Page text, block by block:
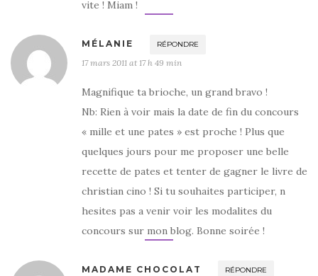
vite ! Miam !
MÉLANIE RÉPONDRE
17 mars 2011 at 17 h 49 min
Magnifique ta brioche, un grand bravo !
Nb: Rien à voir mais la date de fin du concours
« mille et une pates » est proche ! Plus que
quelques jours pour me proposer une belle
recette de pates et tenter de gagner le livre de
christian cino ! Si tu souhaites participer, n
hesites pas a venir voir les modalites du
concours sur mon blog. Bonne soirée !
MADAME CHOCOLAT RÉPONDRE